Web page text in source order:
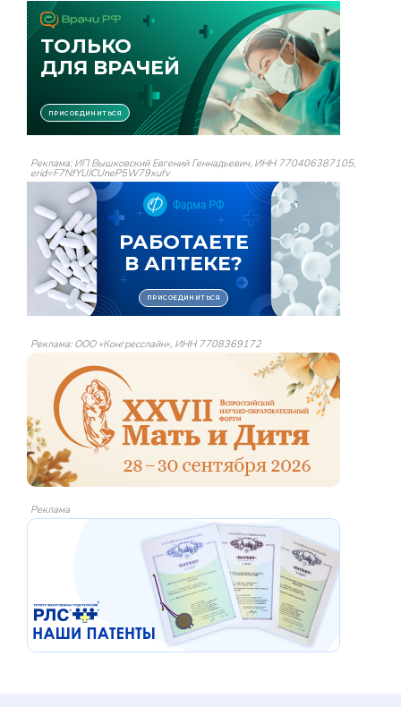
Реклама: ИП Вышковский Евгений Геннадьевич, ИНН 770406387105,
erid=F7NfYUJCUneP5W79xufv
Реклама: ООО «Конгресслайн», ИНН 7708369172
Реклама